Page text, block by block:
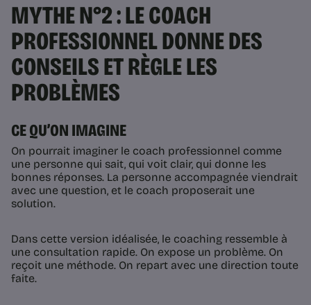
MYTHE N°2 : LE COACH
PROFESSIONNEL DONNE DES
CONSEILS ET RÈGLE LES
PROBLÈMES
CE QU’ON IMAGINE
On pourrait imaginer le coach professionnel comme
une personne qui sait, qui voit clair, qui donne les
bonnes réponses. La personne accompagnée viendrait
avec une question, et le coach proposerait une
solution.
Dans cette version idéalisée, le coaching ressemble à
une consultation rapide. On expose un problème. On
reçoit une méthode. On repart avec une direction toute
faite.